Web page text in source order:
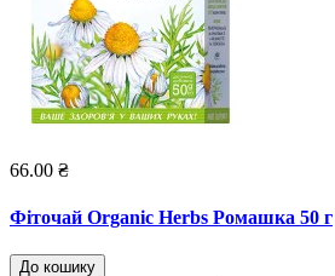
66.00 ₴
Фіточай Organic Herbs Ромашка 50 г
До кошику